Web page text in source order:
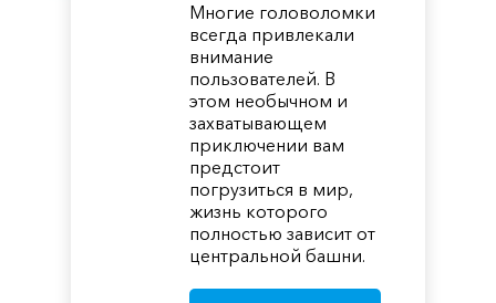
Многие головоломки
всегда привлекали
внимание
пользователей. В
этом необычном и
захватывающем
приключении вам
предстоит
погрузиться в мир,
жизнь которого
полностью зависит от
центральной башни.